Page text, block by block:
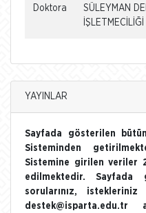
Doktora
SÜLEYMAN
YAYINLAR
Sayfada gösterilen
Sisteminden
Sistemine girilen veriler
edilmektedir.
sorularınız,